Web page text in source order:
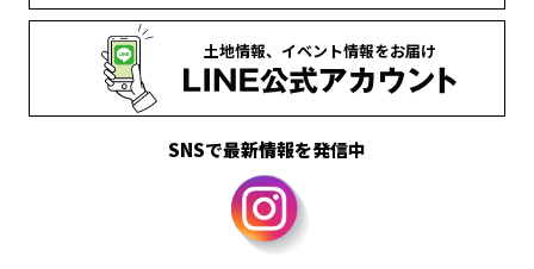
土地情報、 イベント情報をお届け
SNSで最新情報を発信中